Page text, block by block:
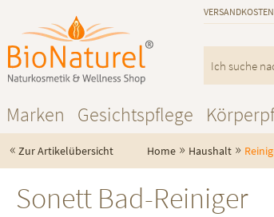
Marken Gesichtspflege
« Zur Artikelübersicht Home » Haushalt »
Sonett Bad-Reiniger